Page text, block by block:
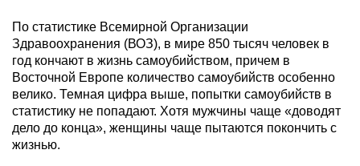
По статистике Всемирной Организации
Здравоохранения (ВОЗ), в мире 850 тысяч человек в
год кончают в жизнь самоубийством, причем в
Восточной Европе количество самоубийств особенно
велико. Темная цифра выше, попытки самоубийств в
статистику не попадают. Хотя мужчины чаще «доводят
дело до конца», женщины чаще пытаются покончить с
жизнью.